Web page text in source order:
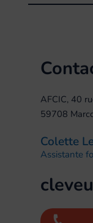
AFCIC, 40
59708
Colette
Assistante